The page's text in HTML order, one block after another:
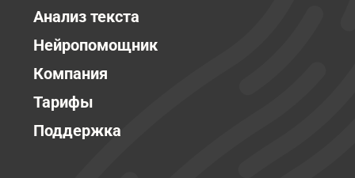
Анализ текста
Нейропомощник
Компания
Тарифы
Поддержка